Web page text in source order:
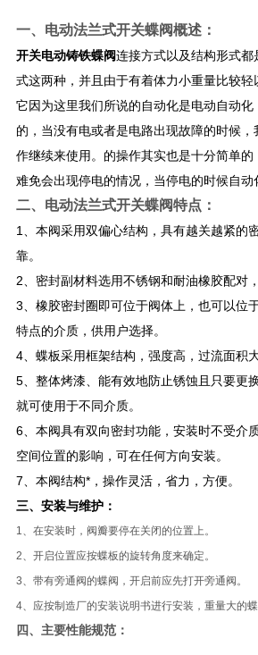
一、 电动法兰式开关蝶阀概述：
开关电动铸铁蝶阀连接方式以及结构形式
式这两种，并且由于有着体力小重量比较轻
它因为这里我们所说的自动化是电动自动化
的，当没有电或者是电路出现故障的时候
作继续来使用。的操作其实也是十分简单
难免会出现停电的情况，当停电的时候自动
二、 电动法兰式开关蝶阀特点：
1、本阀采用双偏心结构，具有越关越紧的
靠。
2、密封副材料选用不锈钢和耐油橡胶配对
3、橡胶密封圈即可位于阀体上，也可以位
特点的介质，供用户选择。
4、蝶板采用框架结构，强度高，过流面积
5、整体烤漆、能有效地防止锈蚀且只要更
就可使用于不同介质。
6、本阀具有双向密封功能，安装时不受介
空间位置的影响，可在任何方向安装。
7、本阀结构*，操作灵活，省力，方便。
三、安装与维护：
1、在安装时，阀瓣要停在关闭的位置上。
2、开启位置应按蝶板的旋转角度来确定。
3、带有旁通阀的蝶阀，开启前应先打开旁通阀。
4、应按制造厂的安装说明书进行安装，重量大的
四、 主要性能规范：